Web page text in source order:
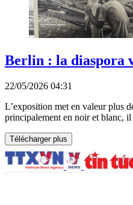
Berlin : la diaspora
22/05/2026 04:31
L’exposition met en valeur plus
principalement en noir et blanc,
Télécharger plus